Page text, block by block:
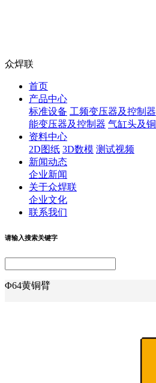
众焊联
首页
产品中心
标准设备 工频变压器及控制器
能变压器及控制器 气缸头及
资料中心
2D图纸 3D数模 测试视频
新闻动态
企业新闻
关于众焊联
企业文化
联系我们
请输入搜索关键字
Φ64黄铜臂